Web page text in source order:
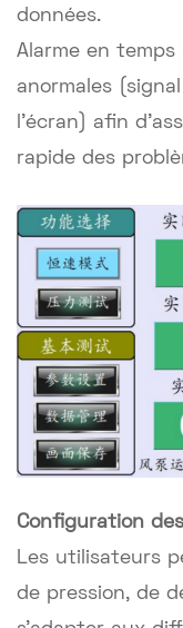
données.
Alarme en temps
anormales
l'écran) afin
rapide des
Configuration
Les utilisateurs
de pression, de